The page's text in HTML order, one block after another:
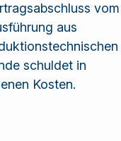
vom
aus
schuldet in
Kosten.